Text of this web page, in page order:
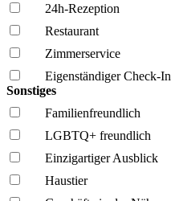
24h-Rezeption
Restaurant
Zimmerservice
Eigenständiger Check-In
Sonstiges
Familien­freundlich
LGBTQ+ freundlich
Einzigartiger Ausblick
Haustier